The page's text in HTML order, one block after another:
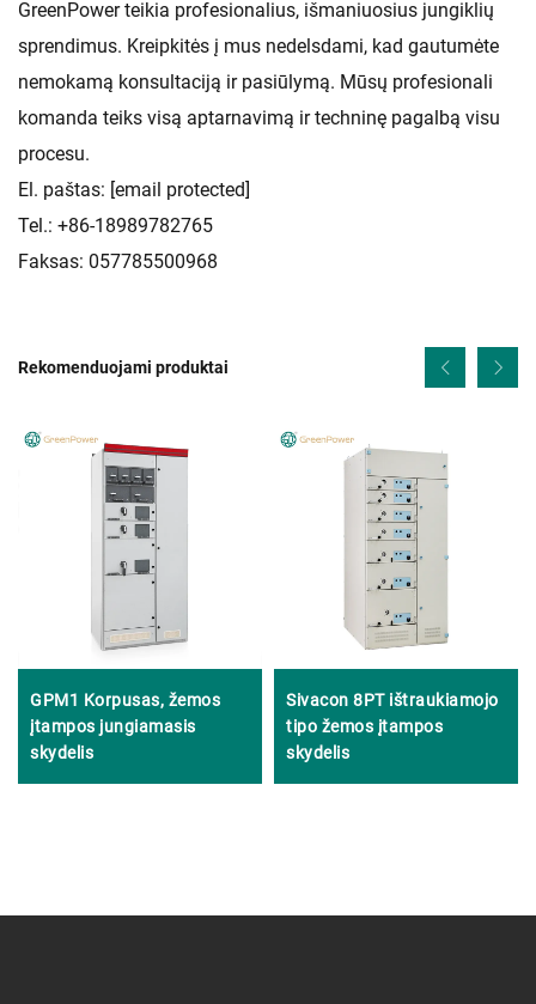
GreenPower teikia profesionalius, išmaniuosius jungiklių
sprendimus. Kreipkitės į mus nedelsdami, kad gautumėte
nemokamą konsultaciją ir pasiūlymą. Mūsų profesionali
komanda teiks visą aptarnavimą ir techninę pagalbą visu
procesu.
El. paštas: [email protected]
Tel.: +86-18989782765
Faksas: 057785500968
Rekomenduojami produktai
GPM1 Korpusas, žemos
įtampos jungiamasis
skydelis
Sivacon 8PT ištraukiamojo
tipo žemos įtampos
skydelis